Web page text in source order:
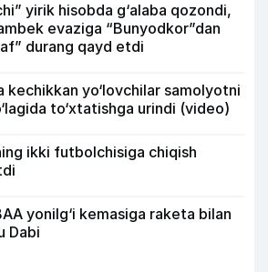
yirik hisobda g‘alaba qozondi,
evaziga “Bunyodkor”dan
durang qayd etdi
kechikkan yo‘lovchilar samolyotni
to‘xtatishga urindi (video)
ikki futbolchisiga chiqish
yonilg‘i kemasiga raketa bilan
Dabi